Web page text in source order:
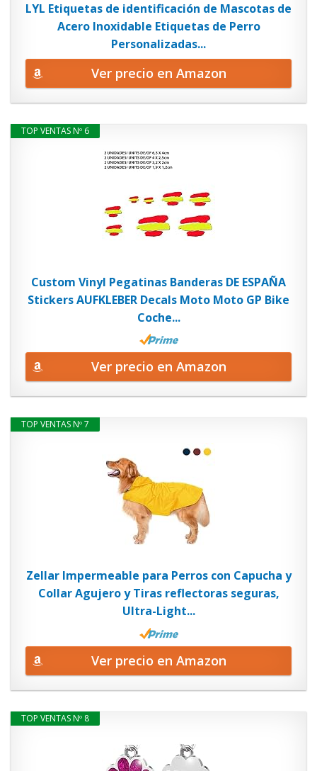
LYL Etiquetas de identificación de Mascotas de
Acero Inoxidable Etiquetas de Perro
Personalizadas...
Ver precio en Amazon
TOP VENTAS Nº 6
Custom Vinyl Pegatinas Banderas DE ESPAÑA
Stickers AUFKLEBER Decals Moto Moto GP Bike
Coche...
Ver precio en Amazon
TOP VENTAS Nº 7
Zellar Impermeable para Perros con Capucha y
Collar Agujero y Tiras reflectoras seguras,
Ultra-Light...
Ver precio en Amazon
TOP VENTAS Nº 8